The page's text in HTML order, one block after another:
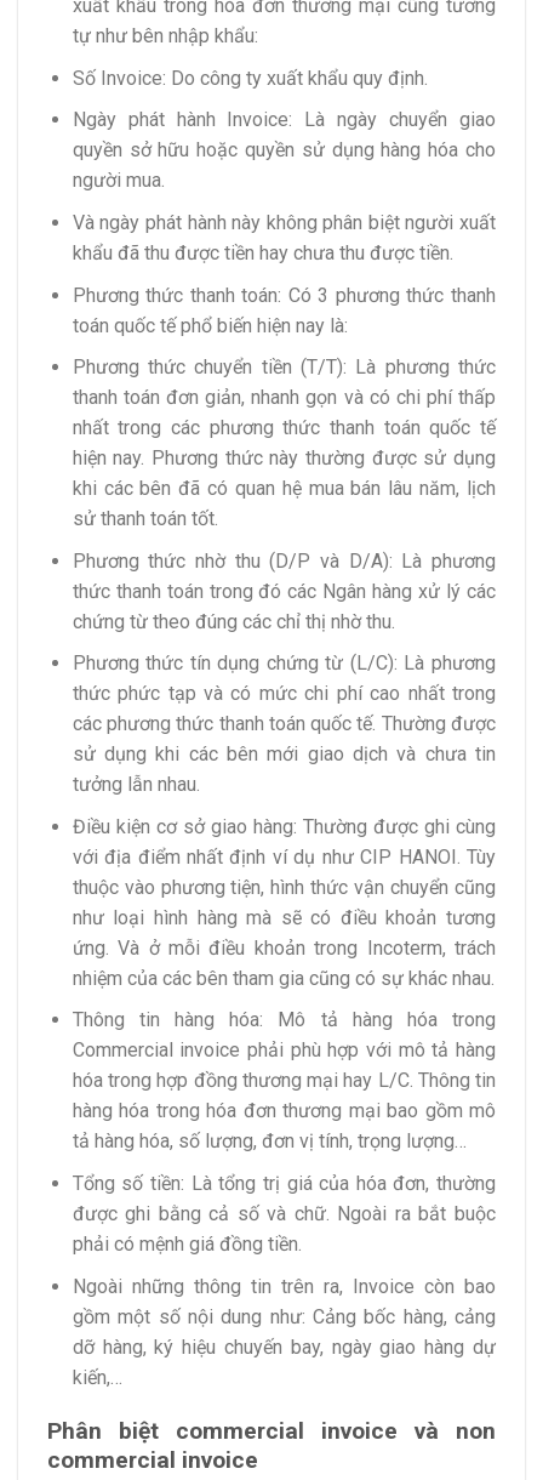
xuất khẩu trong hóa đơn thương mại cũng tương
tự như bên nhập khẩu:
Số Invoice: Do công ty xuất khẩu quy định.
Ngày phát hành Invoice: Là ngày chuyển giao
quyền sở hữu hoặc quyền sử dụng hàng hóa cho
người mua.
Và ngày phát hành này không phân biệt người xuất
khẩu đã thu được tiền hay chưa thu được tiền.
Phương thức thanh toán: Có 3 phương thức thanh
toán quốc tế phổ biến hiện nay là:
Phương thức chuyển tiền (T/T): Là phương thức
thanh toán đơn giản, nhanh gọn và có chi phí thấp
nhất trong các phương thức thanh toán quốc tế
hiện nay. Phương thức này thường được sử dụng
khi các bên đã có quan hệ mua bán lâu năm, lịch
sử thanh toán tốt.
Phương thức nhờ thu (D/P và D/A): Là phương
thức thanh toán trong đó các Ngân hàng xử lý các
chứng từ theo đúng các chỉ thị nhờ thu.
Phương thức tín dụng chứng từ (L/C): Là phương
thức phức tạp và có mức chi phí cao nhất trong
các phương thức thanh toán quốc tế. Thường được
sử dụng khi các bên mới giao dịch và chưa tin
tưởng lẫn nhau.
Điều kiện cơ sở giao hàng: Thường được ghi cùng
với địa điểm nhất định ví dụ như CIP HANOI. Tùy
thuộc vào phương tiện, hình thức vận chuyển cũng
như loại hình hàng mà sẽ có điều khoản tương
ứng. Và ở mỗi điều khoản trong Incoterm, trách
nhiệm của các bên tham gia cũng có sự khác nhau.
Thông tin hàng hóa: Mô tả hàng hóa trong
Commercial invoice phải phù hợp với mô tả hàng
hóa trong hợp đồng thương mại hay L/C. Thông tin
hàng hóa trong hóa đơn thương mại bao gồm mô
tả hàng hóa, số lượng, đơn vị tính, trọng lượng…
Tổng số tiền: Là tổng trị giá của hóa đơn, thường
được ghi bằng cả số và chữ. Ngoài ra bắt buộc
phải có mệnh giá đồng tiền.
Ngoài những thông tin trên ra, Invoice còn bao
gồm một số nội dung như: Cảng bốc hàng, cảng
dỡ hàng, ký hiệu chuyến bay, ngày giao hàng dự
kiến,…
Phân biệt commercial invoice và non
commercial invoice